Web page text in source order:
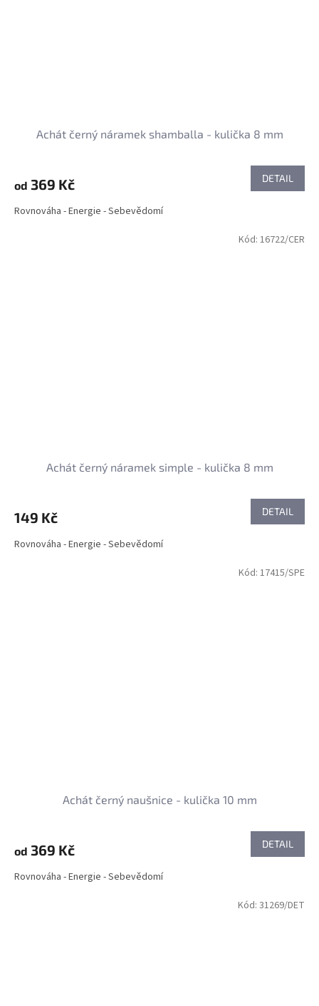
Achát černý náramek shamballa - kulička 8 mm
od 369 Kč DETAIL
Rovnováha - Energie - Sebevědomí
Achát černý náramek simple - kulička 8 mm
149 Kč DETAIL
Rovnováha - Energie - Sebevědomí
Kód: 16722/CER
Achát černý naušnice - kulička 10 mm
od 369 Kč DETAIL
Rovnováha - Energie - Sebevědomí
Kód: 17415/SPE
Kód: 31269/DET